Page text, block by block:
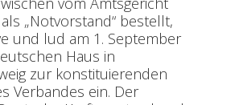
„Notvorstand“ bestellt,
und lud am 1. September
Haus in
zur konstituierenden
Verbandes ein. Der